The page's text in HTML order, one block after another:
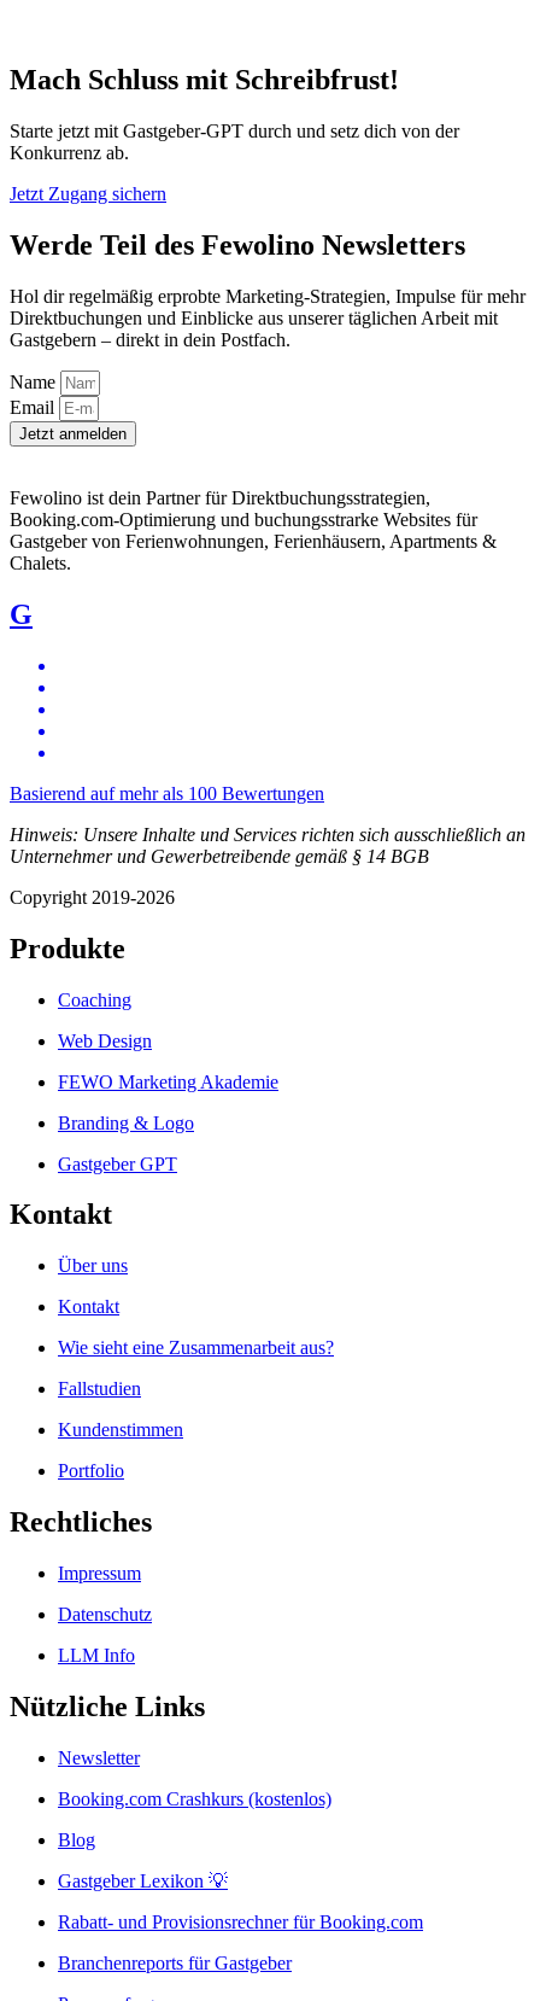
Mach Schluss mit Schreibfrust!
Starte jetzt mit Gastgeber-GPT durch und setz dich von der
Konkurrenz ab.
Jetzt Zugang sichern
Werde Teil des Fewolino Newsletters
Hol dir regelmäßig erprobte Marketing-Strategien, Impulse für mehr
Direktbuchungen und Einblicke aus unserer täglichen Arbeit mit
Gastgebern – direkt in dein Postfach.
Name
Email
Jetzt anmelden
Fewolino ist dein Partner für Direktbuchungsstrategien,
Booking.com-Optimierung und buchungsstrarke Websites für
Gastgeber von Ferienwohnungen, Ferienhäusern, Apartments &
Chalets.
G
Basierend auf mehr als 100 Bewertungen
Hinweis: Unsere Inhalte und Services richten sich ausschließlich an
Unternehmer und Gewerbetreibende gemäß § 14 BGB
Copyright 2019-2026
Produkte
Coaching
Web Design
FEWO Marketing Akademie
Branding & Logo
Gastgeber GPT
Kontakt
Über uns
Kontakt
Wie sieht eine Zusammenarbeit aus?
Fallstudien
Kundenstimmen
Portfolio
Rechtliches
Impressum
Datenschutz
LLM Info
Nützliche Links
Newsletter
Booking.com Crashkurs (kostenlos)
Blog
Gastgeber Lexikon 💡
Rabatt- und Provisionsrechner für Booking.com
Branchenreports für Gastgeber